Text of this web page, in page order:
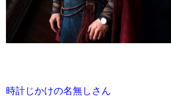
時計じかけの名無しさん